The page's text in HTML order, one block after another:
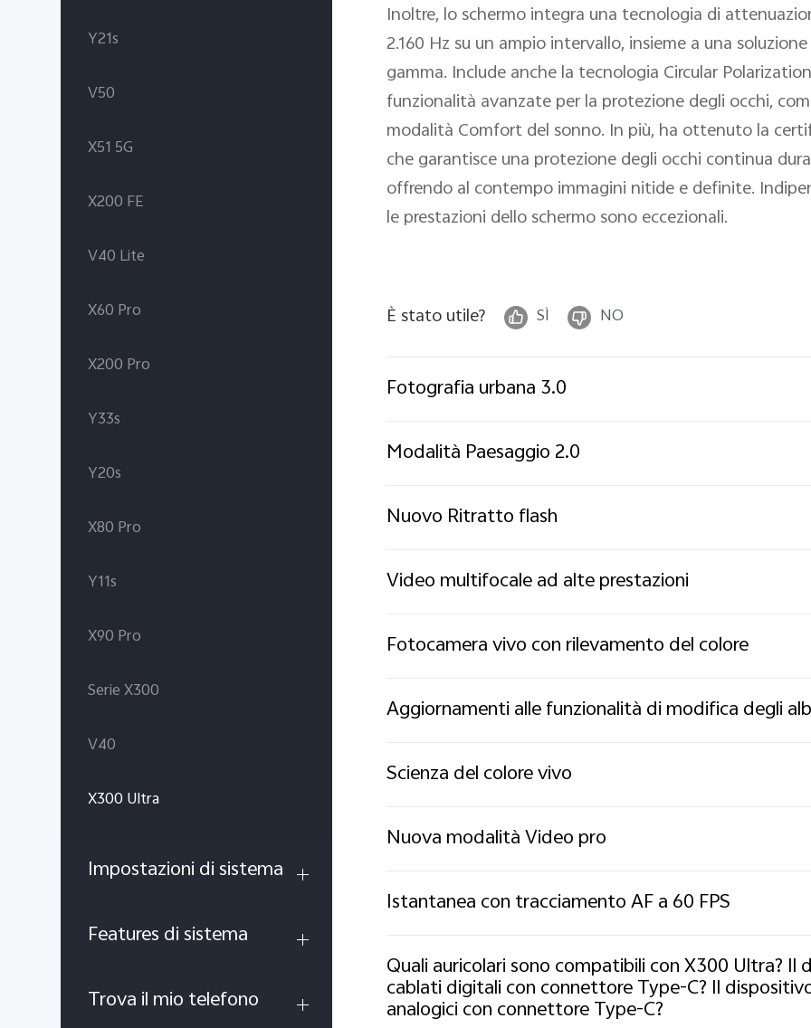
Y21s
V50
X51 5G
X200 FE
V40 Lite
X60 Pro
X200 Pro
Y33s
Y20s
X80 Pro
Y11s
X90 Pro
Serie X300
V40
X300 Ultra
Impostazioni di sistema
Features di sistema
Trova il mio telefono
Inoltre, lo schermo integra una tecnologia di
2.160 Hz su un ampio intervallo, insieme a una
gamma. Include anche la tecnologia Circular
funzionalità avanzate per la protezione degli occhi,
modalità Comfort del sonno. In più, ha ottenuto la
che garantisce una protezione degli occhi continua
offrendo al contempo immagini nitide e definite.
le prestazioni dello schermo sono eccezionali.
È stato utile? SÌ NO
Fotografia urbana 3.0
Modalità Paesaggio 2.0
Nuovo Ritratto flash
Video multifocale ad alte prestazioni
Fotocamera vivo con rilevamento del colore
Aggiornamenti alle funzionalità di modifica degli
Scienza del colore vivo
Nuova modalità Video pro
Istantanea con tracciamento AF a 60 FPS
Quali auricolari sono compatibili con X300 Ultra?
cablati digitali con connettore Type-C? Il
analogici con connettore Type-C?